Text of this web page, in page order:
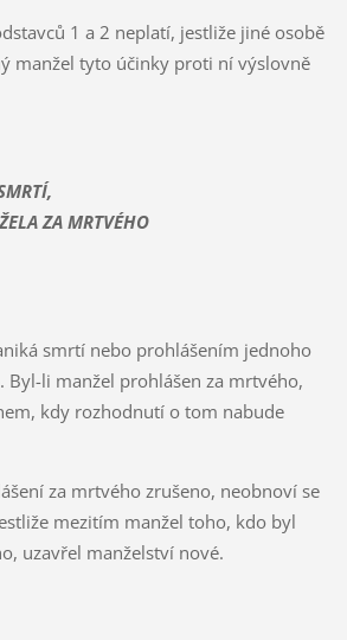
1 a 2 neplatí, jestliže jiné osobě
manžel tyto účinky proti ní výslovně
ZA MRTVÉHO
smrtí nebo prohlášením jednoho
Byl-li manžel prohlášen za mrtvého,
kdy rozhodnutí o tom nabude
za mrtvého zrušeno, neobnoví se
mezitím manžel toho, kdo byl
uzavřel manželství nové.